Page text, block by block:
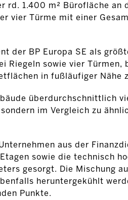
rd. 1.400 m² Bürofläche an
vier Türme mit einer
der BP Europa SE als
Riegeln sowie vier Türmen,
in fußläufiger Nähe
überdurchschnittlich
im Vergleich zu
aus der
sowie die technisch
gesorgt. Die Mischung
heruntergekühlt
Punkte.